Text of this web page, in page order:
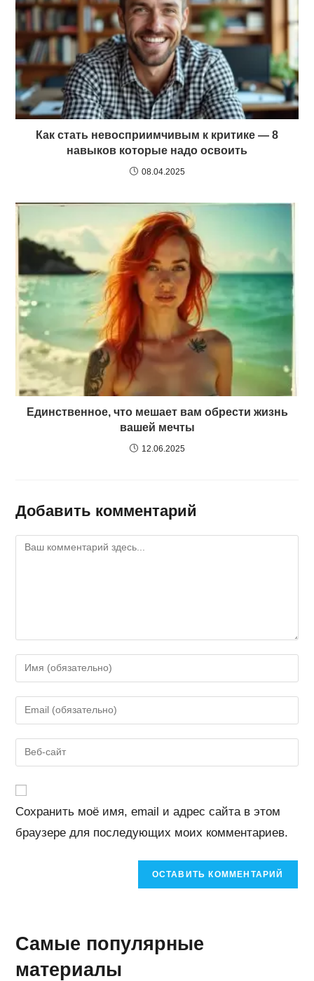
Как стать невосприимчивым к критике — 8
навыков которые надо освоить
08.04.2025
Единственное, что мешает вам обрести жизнь
вашей мечты
12.06.2025
Добавить комментарий
Комментарий
Введите
свое
имя
или
пользователя,
чтобы
прокомментировать
Введите
свой
email-
адрес,
Введите
URL
веб-
сайта
(необязательно)
Сохранить моё имя, email и адрес сайта в этом
браузере для последующих моих комментариев.
Самые популярные
материалы